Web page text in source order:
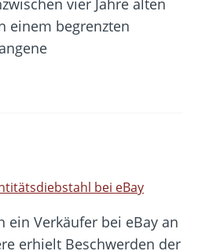
einem begrenzten
bei eBay
Verkäufer bei eBay an
erhielt Beschwerden der